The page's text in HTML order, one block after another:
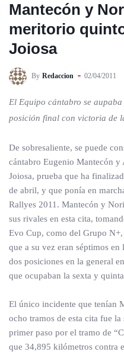
Mantecón y
meritorio
Joiosa
By Redaccion 02/04/2011
El Equipo cántabro se
posición final con victoria de
De sobresaliente, se puede
cántabro Eugenio Mantecón
Joiosa, prueba que ha
de abril, y que ponía en
Rallyes 2011. Mantecón y
sus rivales en esta cita,
Evo Cup, como del Grupo
que a su vez eran séptimos
dos posiciones en la general
que ocupaban la sexta y
El único incidente que tenían
ocho tramos de esta cita fue
primer paso por el tramo de
que 34,895 kilómetros contra